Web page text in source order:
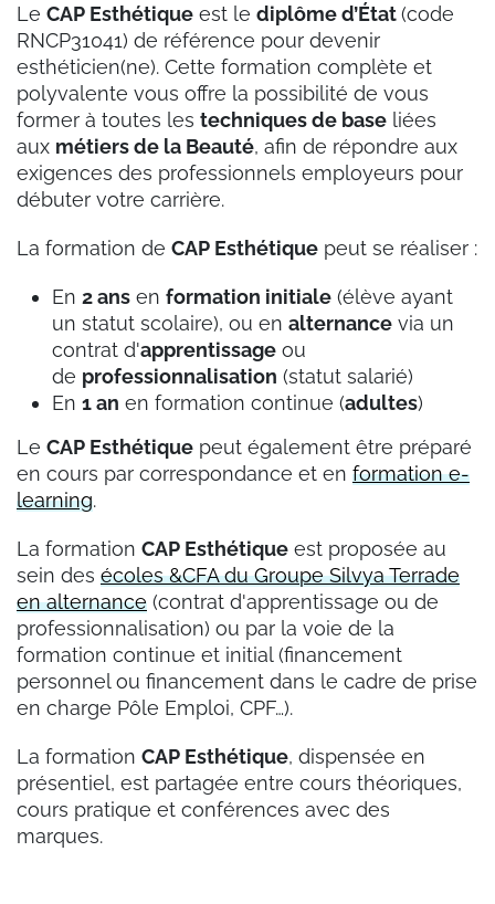
Le CAP Esthétique est le diplôme d’État(code
RNCP31041) de référence pour devenir
esthéticien(ne). Cette formation complète et
polyvalente vous offre la possibilité de vous
former à toutes les techniques de base liées
aux métiers de la Beauté, afin de répondre aux
exigences des professionnels employeurs pour
débuter votre carrière.
La formation de CAP Esthétique peut se réaliser :
En 2 ans en formation initiale (élève ayant
un statut scolaire), ou en alternance via un
contrat d'apprentissage ou
de professionnalisation (statut salarié)
En 1 an en formation continue (adultes)
Le CAP Esthétique peut également être préparé
en cours par correspondance et en formation e-
learning.
La formation CAP Esthétique est proposée au
sein des écoles &CFA du Groupe Silvya Terrade
en alternance (contrat d'apprentissage ou de
professionnalisation) ou par la voie de la
formation continue et initial (financement
personnel ou financement dans le cadre de prise
en charge Pôle Emploi, CPF…).
La formation CAP Esthétique, dispensée en
présentiel, est partagée entre cours théoriques,
cours pratique et conférences avec des
marques.